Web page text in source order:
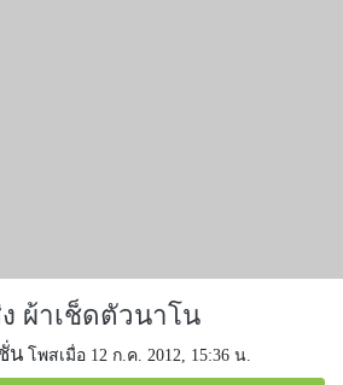
ผ้าเช็ดตัวนาโน
น โพสเมื่อ 12 ก.ค. 2012, 15:36 น.